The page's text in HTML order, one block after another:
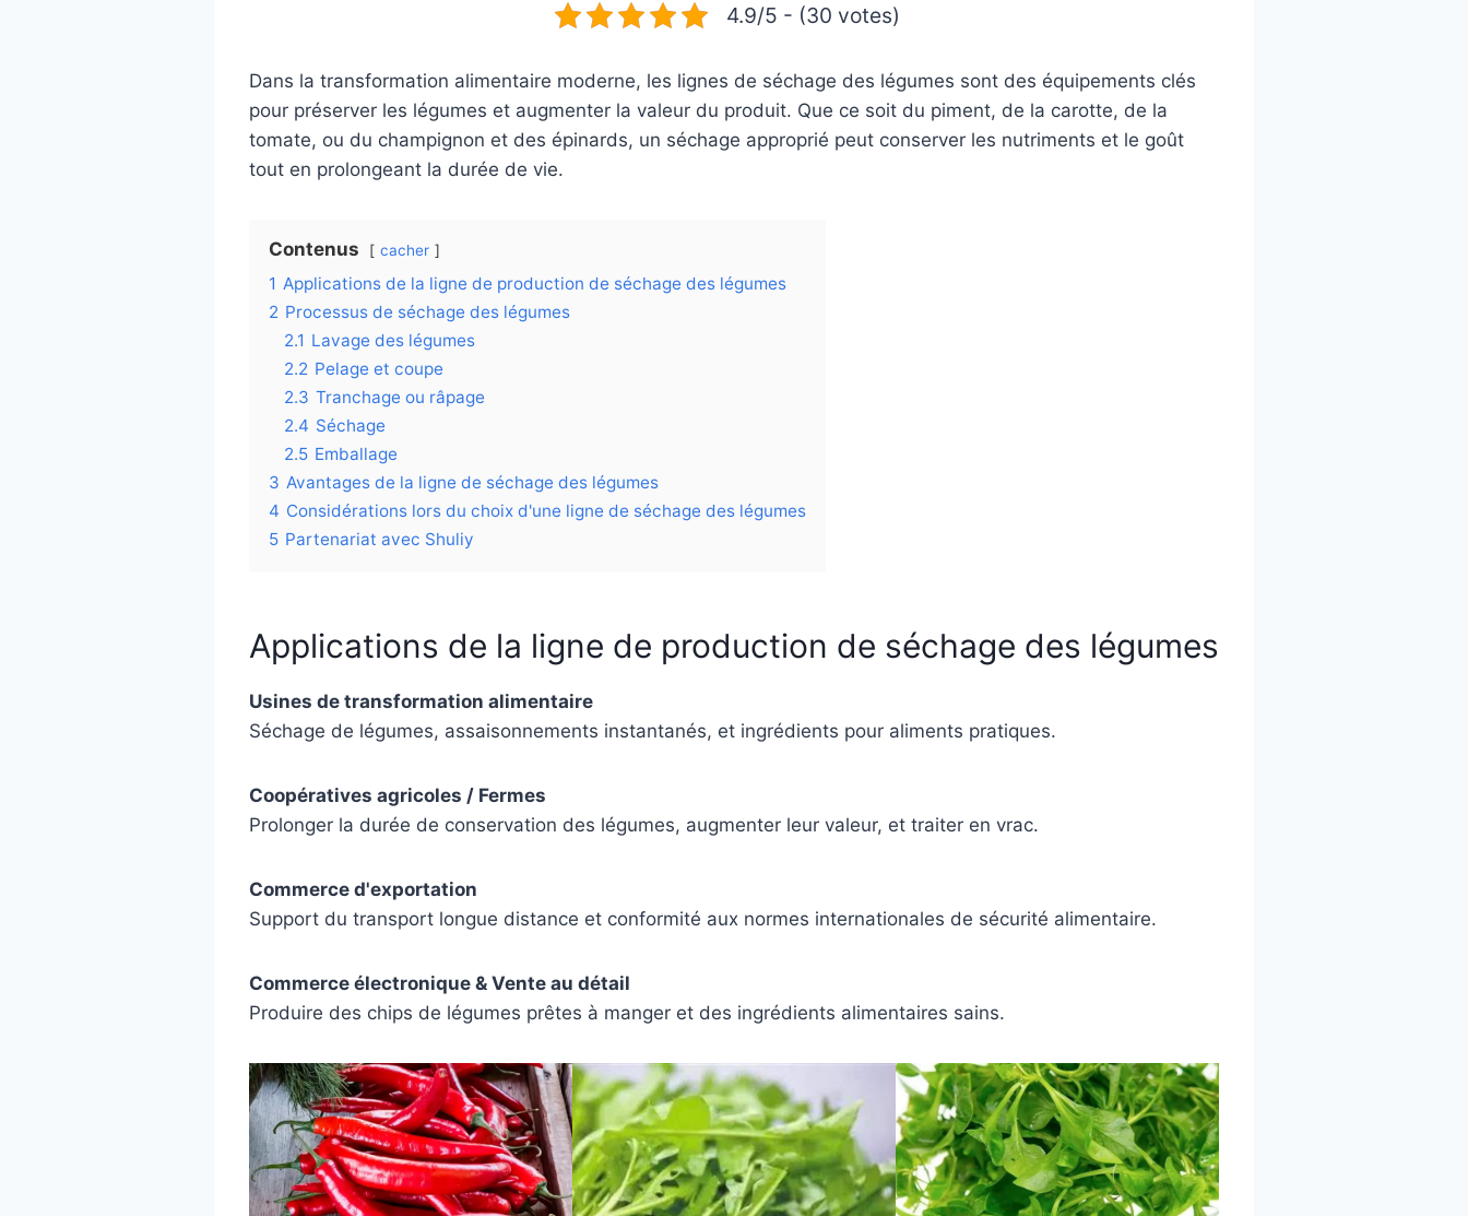
4.9/5 - (30 votes)
Dans la transformation alimentaire moderne, les lignes de séchage des légumes sont des équipements clés
pour préserver les légumes et augmenter la valeur du produit. Que ce soit du piment, de la carotte, de la
tomate, ou du champignon et des épinards, un séchage approprié peut conserver les nutriments et le goût
tout en prolongeant la durée de vie.
Contenus cacher
1 Applications de la ligne de production de séchage des légumes
2 Processus de séchage des légumes
2.1 Lavage des légumes
2.2 Pelage et coupe
2.3 Tranchage ou râpage
2.4 Séchage
2.5 Emballage
3 Avantages de la ligne de séchage des légumes
4 Considérations lors du choix d'une ligne de séchage des légumes
5 Partenariat avec Shuliy
Applications de la ligne de production de séchage des légumes
Usines de transformation alimentaire
Séchage de légumes, assaisonnements instantanés, et ingrédients pour aliments pratiques.
Coopératives agricoles / Fermes
Prolonger la durée de conservation des légumes, augmenter leur valeur, et traiter en vrac.
Commerce d'exportation
Support du transport longue distance et conformité aux normes internationales de sécurité alimentaire.
Commerce électronique & Vente au détail
Produire des chips de légumes prêtes à manger et des ingrédients alimentaires sains.